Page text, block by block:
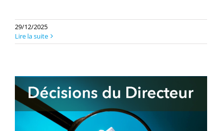
29/12/2025
Lire la suite